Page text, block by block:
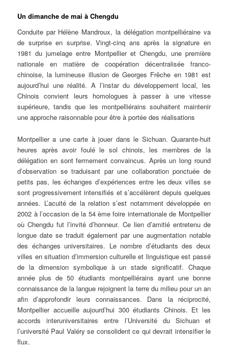
Un dimanche de mai à Chengdu
Conduite par Hélène Mandroux, la délégation montpelliéraine va
de surprise en surprise. Vingt-cinq ans après la signature en
1981 du jumelage entre Montpellier et Chengdu, une première
nationale en matière de coopération décentralisée franco-
chinoise, la lumineuse illusion de Georges Frêche en 1981 est
aujourd’hui une réalité. A l’instar du développement local, les
Chinois convient leurs homologues à passer à une vitesse
supérieure, tandis que les montpelliérains souhaitent maintenir
une approche raisonnable pour être à portée des réalisations
Montpellier a une carte à jouer dans le Sichuan. Quarante-huit
heures après avoir foulé le sol chinois, les membres de la
délégation en sont fermement convaincus. Après un long round
d’observation se traduisant par une collaboration ponctuée de
petits pas, les échanges d’expériences entre les deux villes se
sont progressivement intensifiés et s’accélèrent depuis quelques
années. L’acuité de la relation s’est notamment développée en
2002 à l’occasion de la 54 ème foire internationale de Montpellier
où Chengdu fut l’invité d’honneur. Ce lien d’amitié entretenu de
longue date se traduit également par une augmentation notable
des échanges universitaires. Le nombre d’étudiants des deux
villes en situation d’immersion culturelle et linguistique est passé
de la dimension symbolique à un stade significatif. Chaque
année plus de 50 étudiants montpelliérains ayant une bonne
connaissance de la langue rejoignent la terre du milieu pour un an
afin d’approfondir leurs connaissances. Dans la réciprocité,
Montpellier accueille aujourd’hui 300 étudiants Chinois. Et les
accords interuniversitaires entre l’Université du Sichuan et
l’université Paul Valéry se consolident ce qui devrait intensifier le
flux.